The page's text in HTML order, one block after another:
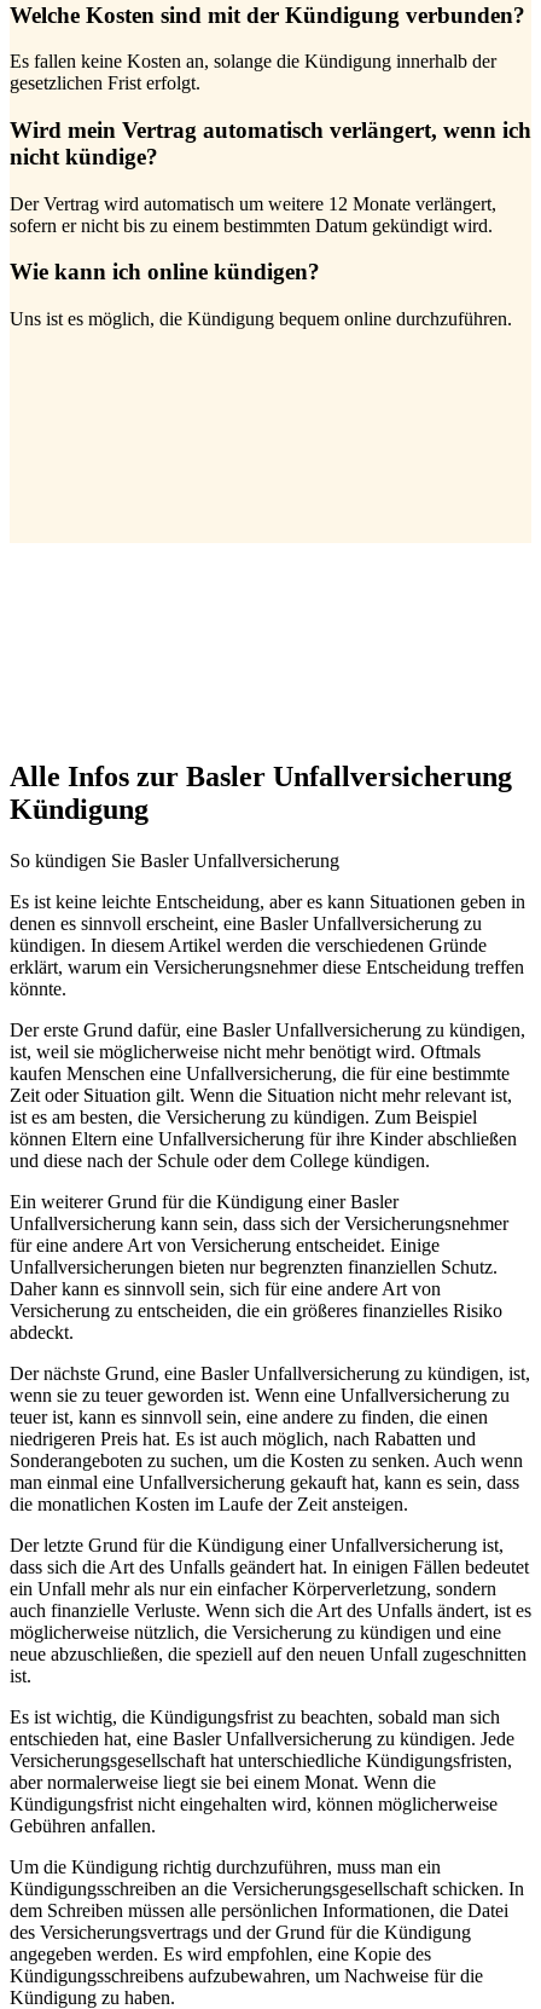
Welche Kosten sind mit der Kündigung verbunden?
Es fallen keine Kosten an, solange die Kündigung innerhalb der
gesetzlichen Frist erfolgt.
Wird mein Vertrag automatisch verlängert, wenn ich
nicht kündige?
Der Vertrag wird automatisch um weitere 12 Monate verlängert,
sofern er nicht bis zu einem bestimmten Datum gekündigt wird.
Wie kann ich online kündigen?
Uns ist es möglich, die Kündigung bequem online durchzuführen.
Alle Infos zur Basler Unfallversicherung
Kündigung
So kündigen Sie Basler Unfallversicherung
Es ist keine leichte Entscheidung, aber es kann Situationen geben in
denen es sinnvoll erscheint, eine Basler Unfallversicherung zu
kündigen. In diesem Artikel werden die verschiedenen Gründe
erklärt, warum ein Versicherungsnehmer diese Entscheidung treffen
könnte.
Der erste Grund dafür, eine Basler Unfallversicherung zu kündigen,
ist, weil sie möglicherweise nicht mehr benötigt wird. Oftmals
kaufen Menschen eine Unfallversicherung, die für eine bestimmte
Zeit oder Situation gilt. Wenn die Situation nicht mehr relevant ist,
ist es am besten, die Versicherung zu kündigen. Zum Beispiel
können Eltern eine Unfallversicherung für ihre Kinder abschließen
und diese nach der Schule oder dem College kündigen.
Ein weiterer Grund für die Kündigung einer Basler
Unfallversicherung kann sein, dass sich der Versicherungsnehmer
für eine andere Art von Versicherung entscheidet. Einige
Unfallversicherungen bieten nur begrenzten finanziellen Schutz.
Daher kann es sinnvoll sein, sich für eine andere Art von
Versicherung zu entscheiden, die ein größeres finanzielles Risiko
abdeckt.
Der nächste Grund, eine Basler Unfallversicherung zu kündigen, ist,
wenn sie zu teuer geworden ist. Wenn eine Unfallversicherung zu
teuer ist, kann es sinnvoll sein, eine andere zu finden, die einen
niedrigeren Preis hat. Es ist auch möglich, nach Rabatten und
Sonderangeboten zu suchen, um die Kosten zu senken. Auch wenn
man einmal eine Unfallversicherung gekauft hat, kann es sein, dass
die monatlichen Kosten im Laufe der Zeit ansteigen.
Der letzte Grund für die Kündigung einer Unfallversicherung ist,
dass sich die Art des Unfalls geändert hat. In einigen Fällen bedeutet
ein Unfall mehr als nur ein einfacher Körperverletzung, sondern
auch finanzielle Verluste. Wenn sich die Art des Unfalls ändert, ist es
möglicherweise nützlich, die Versicherung zu kündigen und eine
neue abzuschließen, die speziell auf den neuen Unfall zugeschnitten
ist.
Es ist wichtig, die Kündigungsfrist zu beachten, sobald man sich
entschieden hat, eine Basler Unfallversicherung zu kündigen. Jede
Versicherungsgesellschaft hat unterschiedliche Kündigungsfristen,
aber normalerweise liegt sie bei einem Monat. Wenn die
Kündigungsfrist nicht eingehalten wird, können möglicherweise
Gebühren anfallen.
Um die Kündigung richtig durchzuführen, muss man ein
Kündigungsschreiben an die Versicherungsgesellschaft schicken. In
dem Schreiben müssen alle persönlichen Informationen, die Datei
des Versicherungsvertrags und der Grund für die Kündigung
angegeben werden. Es wird empfohlen, eine Kopie des
Kündigungsschreibens aufzubewahren, um Nachweise für die
Kündigung zu haben.